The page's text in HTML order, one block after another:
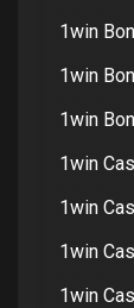
1win
1win
1win
1win
1win
1win
1win